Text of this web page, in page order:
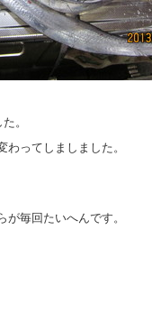
。
ってしましました。
毎回たいへんです。